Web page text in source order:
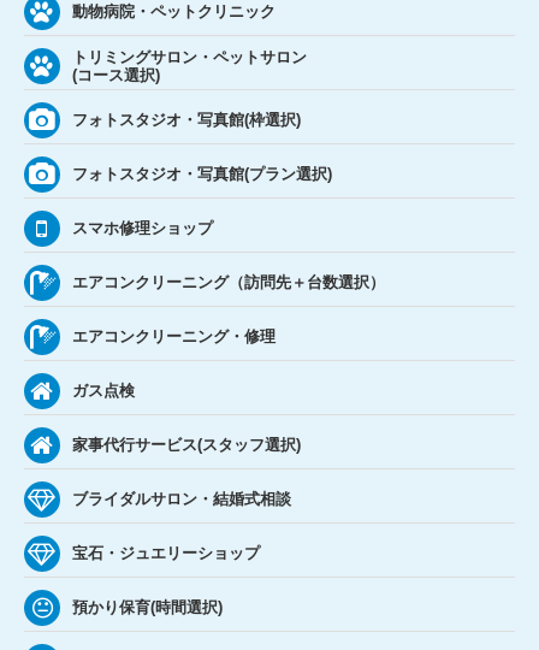
動物病院・ペットクリニック
トリミングサロン・ペットサロン
(コース選択)
フォトスタジオ・写真館(枠選択)
フォトスタジオ・写真館(プラン選択)
スマホ修理ショップ
エアコンクリーニング（訪問先＋台数選択）
エアコンクリーニング・修理
ガス点検
家事代行サービス(スタッフ選択)
ブライダルサロン・結婚式相談
宝石・ジュエリーショップ
預かり保育(時間選択)